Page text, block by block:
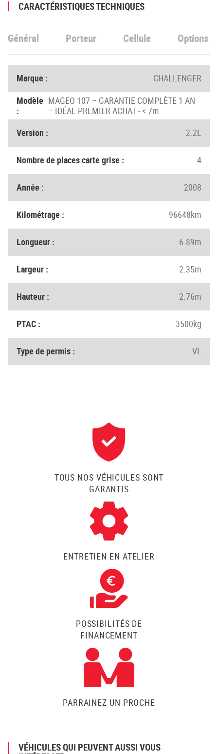
CARACTÉRISTIQUES TECHNIQUES
Général Porteur Cellule Options
Marque :
CHALLENGER
Modèle
:
MAGEO 107 – GARANTIE COMPLÈTE 1 AN
– IDÉAL PREMIER ACHAT - < 7m
Version :
2.2L
Nombre de places carte grise : 4
Année : 2008
Kilométrage : 96648km
Longueur : 6.89m
Largeur : 2.35m
Hauteur : 2.76m
PTAC : 3500kg
Type de permis : VL
TOUS NOS VÉHICULES SONT
GARANTIS
ENTRETIEN EN ATELIER
POSSIBILITÉS DE
FINANCEMENT
PARRAINEZ UN PROCHE
VÉHICULES QUI PEUVENT AUSSI VOUS